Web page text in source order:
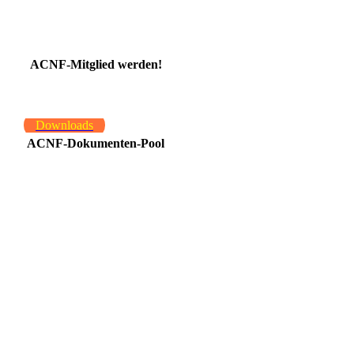
ACNF-Mitglied werden!
Downloads
ACNF-Dokumenten-Pool